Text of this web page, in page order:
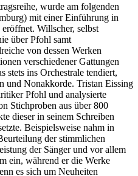
wurde am folgenden
mit einer Einführung in
Willscher, selbst
über Pfohl samt
von dessen Werken
verschiedener Gattungen
stets ins Orchestrale tendiert,
und Nonakkorde. Tristan Eissing
Pfohl und analysierte
Stichproben aus über 800
dieser in seinem Schreiben
Beispielsweise nahm in
der stimmlichen
der Sänger und vor allem
ein, während er die Werke
es sich um Neuheiten